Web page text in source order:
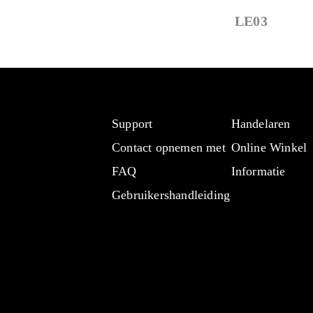
LE03
Support
Contact opnemen met
FAQ
Gebruikershandleiding
Handelaren
Online Winkel
Informatie